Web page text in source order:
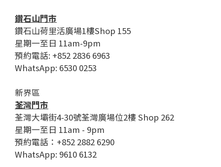
鑽石山門市
鑽石山荷里活廣場1樓Shop 155
星期一至日 11am-9pm
預約電話: +852 2836 6963
WhatsApp: 6530 0253
新界區
荃灣門市
荃灣大壩街4-30號荃灣廣場位2樓 Shop 262
星期一至日 11am - 9pm
預約電話：+852 2882 6290
WhatsApp: 9610 6132